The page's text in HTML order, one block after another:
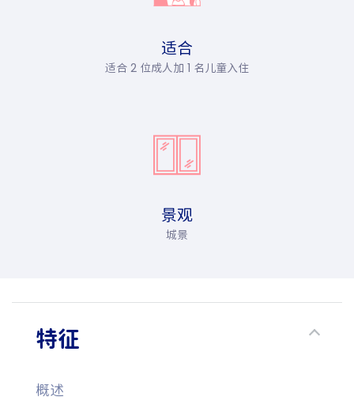
适合
适合 2 位成人加 1 名儿童入住
景观
城景
特征
概述